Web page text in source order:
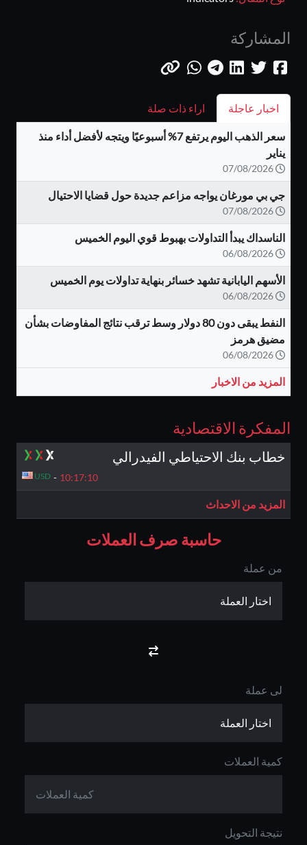
المشاركة
اخبار عاجلة اراء ذات صلة
سعر الذهب اليوم يرتفع 7% أسبوعيًا ويتجه لأفضل أداء منذ
يناير
جي بي مورغان يواجه مزاعم جديدة حول قضايا الاحتيال
الناسداك يبدأ التداولات بهبوط قوي اليوم الخميس
الأسهم اليابانية تشهد خسائر بنهاية تداولات يوم الخميس
النفط يبقى دون 80 دولار وسط ترقب نتائج المفاوضات بشأن
مضيق هرمز
المزيد من الاخبار
المفكرة الاقتصادية
خطاب بنك الاحتياطي الفيدرالي
10:17:9
-
USD
المزيد من الاحداث
حاسبة صرف العملات
من عملة
لى عملة
كمية العملات
نتيجة التحويل